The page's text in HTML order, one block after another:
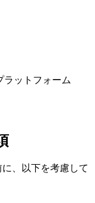
ラットフォーム
に、以下を考慮して